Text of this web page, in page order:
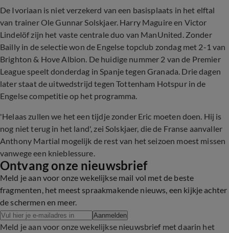
De Ivoriaan is niet verzekerd van een basisplaats in het elftal
van trainer Ole Gunnar Solskjaer. Harry Maguire en Victor
Lindelöf zijn het vaste centrale duo van ManUnited. Zonder
Bailly in de selectie won de Engelse topclub zondag met 2-1 van
Brighton & Hove Albion. De huidige nummer 2 van de Premier
League speelt donderdag in Spanje tegen Granada. Drie dagen
later staat de uitwedstrijd tegen Tottenham Hotspur in de
Engelse competitie op het programma.
'Helaas zullen we het een tijdje zonder Eric moeten doen. Hij is
nog niet terug in het land', zei Solskjaer, die de Franse aanvaller
Anthony Martial mogelijk de rest van het seizoen moest missen
vanwege een knieblessure.
Ontvang onze nieuwsbrief
Meld je aan voor onze wekelijkse mail vol met de beste
fragmenten, het meest spraakmakende nieuws, een kijkje achter
de schermen en meer.
Aanmelden
Meld je aan voor onze wekelijkse nieuwsbrief met daarin het